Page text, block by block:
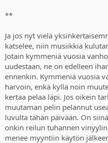
**
Ja jos nyt vielä
katselee, niin musiikkia
Jotain kymmeniä vuosia
uudestaan, ne on edelleen
ennenkin. Kymmeniä vuosia
harvoin, enkä kyllä noin
kertaa pelaa läpi. Jos oikein
muutaman pelin pelannut
luvulta tähän päivään. On
onkin reilun tuhannen
menee myyntiin käytön